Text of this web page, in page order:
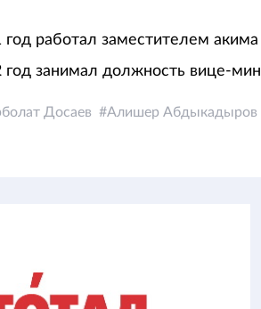
работал заместителем
год занимал должность вице-
Досаев Алишер Абдыкадыров